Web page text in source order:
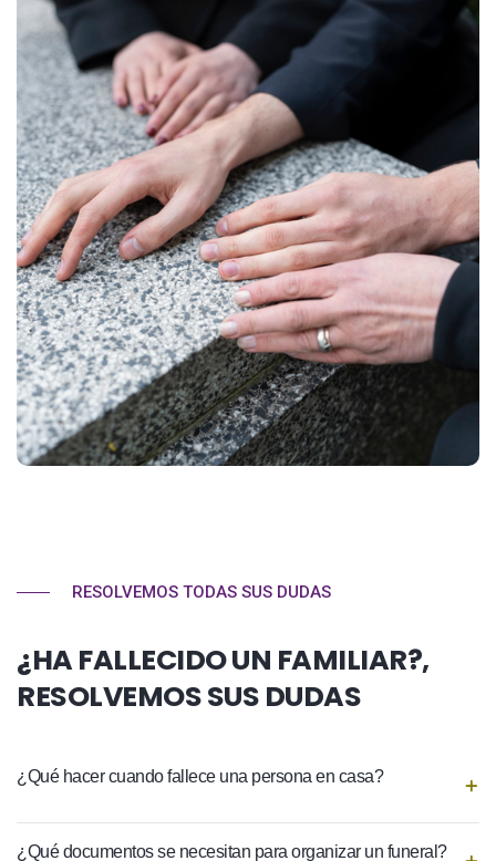
RESOLVEMOS TODAS SUS DUDAS
¿HA FALLECIDO UN FAMILIAR?,
RESOLVEMOS SUS DUDAS
¿Qué hacer cuando fallece una persona en casa?
¿Qué documentos se necesitan para organizar un funeral?